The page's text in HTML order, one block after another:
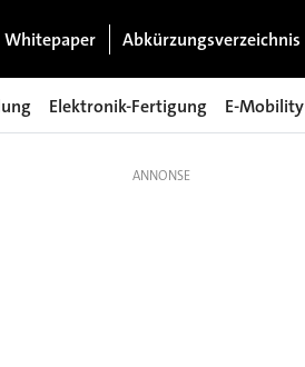
Whitepaper Abkürzungsverzeichnis
Elektronik-Fertigung E-Mobility